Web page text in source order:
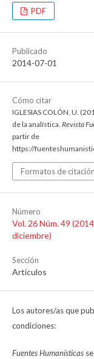
PDF
Publicado
2014-07-01
Cómo citar
IGLESIAS COLÓN, U.
de la analística. Revista
partir de
https://
Formatos de citación
Número
Vol. 26 Núm. 49
diciembre)
Sección
Artículos
Los autores/as que
condiciones:
Fuentes Humanísticas